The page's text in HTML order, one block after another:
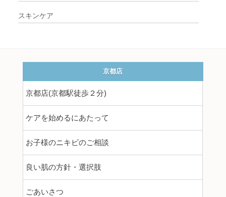
スキンケア
京都店
京都店(京都駅徒歩２分)
ケアを始めるにあたって
お子様のニキビのご相談
良い肌の方針・選択肢
ごあいさつ